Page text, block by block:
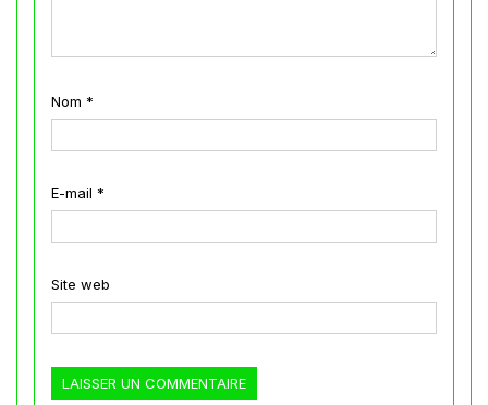
Nom *
E-mail *
Site web